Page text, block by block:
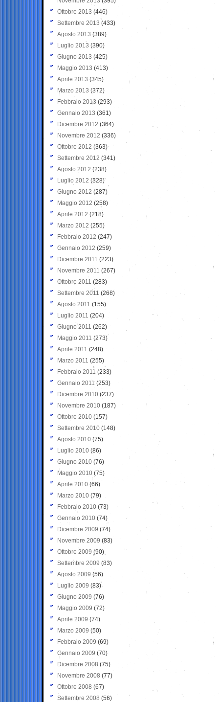
Ottobre 2013 (446)
Settembre 2013 (433)
Agosto 2013 (389)
Luglio 2013 (390)
Giugno 2013 (425)
Maggio 2013 (413)
Aprile 2013 (345)
Marzo 2013 (372)
Febbraio 2013 (293)
Gennaio 2013 (361)
Dicembre 2012 (364)
Novembre 2012 (336)
Ottobre 2012 (363)
Settembre 2012 (341)
Agosto 2012 (238)
Luglio 2012 (328)
Giugno 2012 (287)
Maggio 2012 (258)
Aprile 2012 (218)
Marzo 2012 (255)
Febbraio 2012 (247)
Gennaio 2012 (259)
Dicembre 2011 (223)
Novembre 2011 (267)
Ottobre 2011 (283)
Settembre 2011 (268)
Agosto 2011 (155)
Luglio 2011 (204)
Giugno 2011 (262)
Maggio 2011 (273)
Aprile 2011 (248)
Marzo 2011 (255)
Febbraio 2011 (233)
Gennaio 2011 (253)
Dicembre 2010 (237)
Novembre 2010 (187)
Ottobre 2010 (157)
Settembre 2010 (148)
Agosto 2010 (75)
Luglio 2010 (86)
Giugno 2010 (76)
Maggio 2010 (75)
Aprile 2010 (66)
Marzo 2010 (79)
Febbraio 2010 (73)
Gennaio 2010 (74)
Dicembre 2009 (74)
Novembre 2009 (83)
Ottobre 2009 (90)
Settembre 2009 (83)
Agosto 2009 (56)
Luglio 2009 (83)
Giugno 2009 (76)
Maggio 2009 (72)
Aprile 2009 (74)
Marzo 2009 (50)
Febbraio 2009 (69)
Gennaio 2009 (70)
Dicembre 2008 (75)
Novembre 2008 (77)
Ottobre 2008 (67)
Settembre 2008 (56)